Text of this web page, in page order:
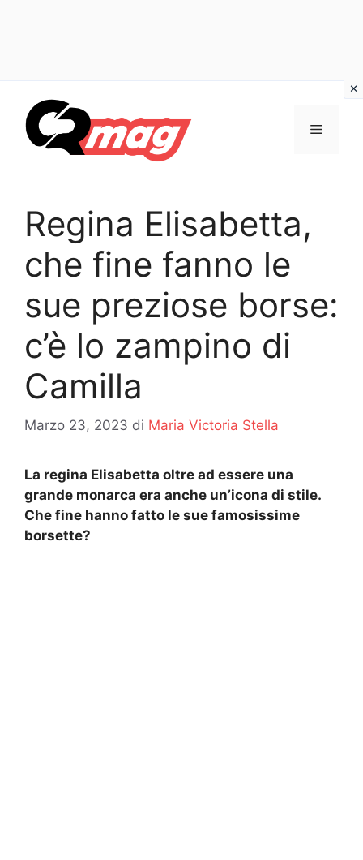
contenuto
Menu
Regina Elisabetta,
che fine fanno le
sue preziose borse:
c’è lo zampino di
Camilla
Marzo 23, 2023 di Maria Victoria Stella
La regina Elisabetta oltre ad essere una
grande monarca era anche un’icona di stile.
Che fine hanno fatto le sue famosissime
borsette?